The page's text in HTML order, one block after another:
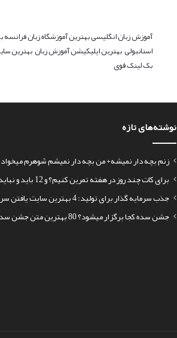
آموزش زبان انگلیسیبهترین آموزشگاه زبان فرانسه
استانبولیبهترین اپلیکیشن آموزش زبانبهترین
بک لینک قوی
نوشته‌های تازه
زنم بچه دار نمیشه+ من بچه دار نمیشم شوهرم
برای کات چند روز در هفته تمرین کنیم؟ و 12 باید و نباید
جذب سرمایه گذار برای تولید: 4 بهترین سایت یافتن سرمایه گذار
جشن سده کجا برگزار میشود؟ 80 بهترین متن جشن سده